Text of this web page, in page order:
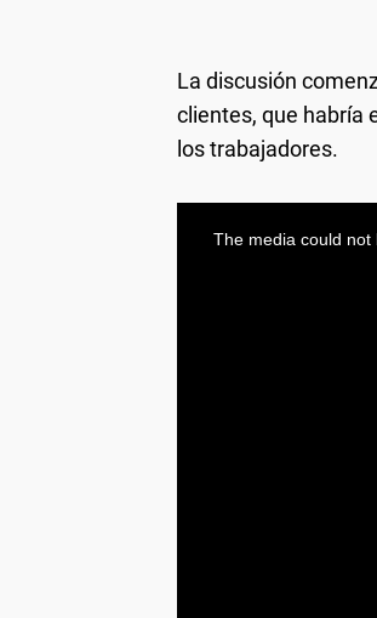
La discusión
clientes, que habría
los trabajadores.